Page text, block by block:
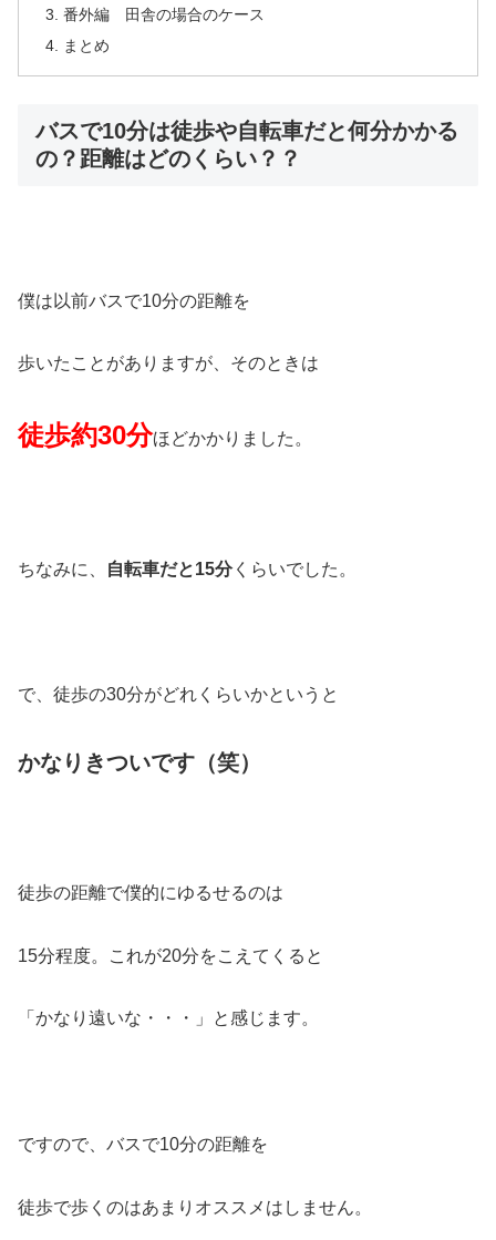
番外編 田舎の場合のケース
まとめ
バスで10分は徒歩や自転車だと何分かかる
の？距離はどのくらい？？
僕は以前バスで10分の距離を
歩いたことがありますが、そのときは
徒歩約30分ほどかかりました。
ちなみに、 自転車だと15分くらいでした。
で、徒歩の30分がどれくらいかというと
かなりきついです（笑）
徒歩の距離で僕的にゆるせるのは
15分程度。これが20分をこえてくると
「かなり遠いな・・・」と感じます。
ですので、バスで10分の距離を
徒歩で歩くのはあまりオススメはしません。